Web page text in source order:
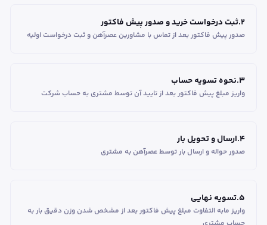
2
.ثبت درخواست خرید و صدور پیش فاکتور
صدور پیش فاکتور بعد از تماس با مشاورین عصر‌آهن و ثبت درخواست اولیه
3
.نحوه تسویه حساب
واریز مبلغ پیش فاکتور بعد از تایید آن توسط مشتری به حساب شرکت
4
.ارسال و تحویل بار
صدور حواله و ارسال بار توسط عصرآهن به مشتری
5
.تسویه نهایی
واریز مابه التفاوت مبلغ پیش فاکتور بعد از مشخص شدن وزن دقیق بار به